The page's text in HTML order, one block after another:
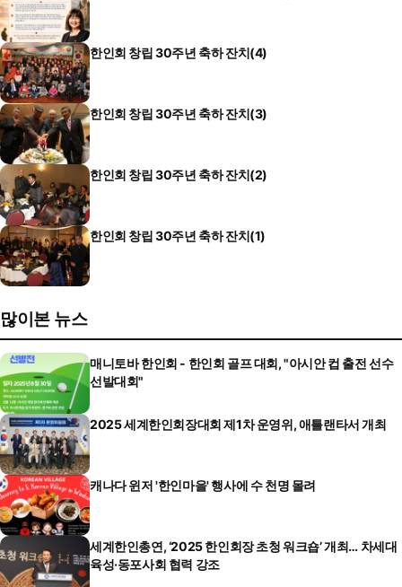
한인회 창립 30주년 축하 잔치(4)
한인회 창립 30주년 축하 잔치(3)
한인회 창립 30주년 축하 잔치(2)
한인회 창립 30주년 축하 잔치(1)
많이본 뉴스
매니토바 한인회 - 한인회 골프 대회, "아시안 컵 출전 선수
선발대회"
2025 세계한인회장대회 제1차 운영위, 애틀랜타서 개최
캐나다 윈저 '한인마을' 행사에 수 천명 몰려
세계한인총연, ‘2025 한인회장 초청 워크숍’ 개최… 차세대
육성·동포사회 협력 강조